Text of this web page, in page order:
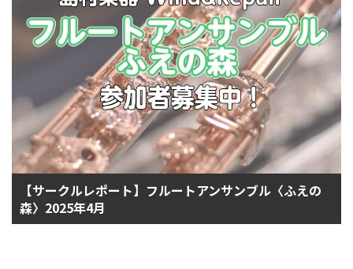
【サークルレポート】フルートアンサンブル〈ふえの
森〉2025年4月